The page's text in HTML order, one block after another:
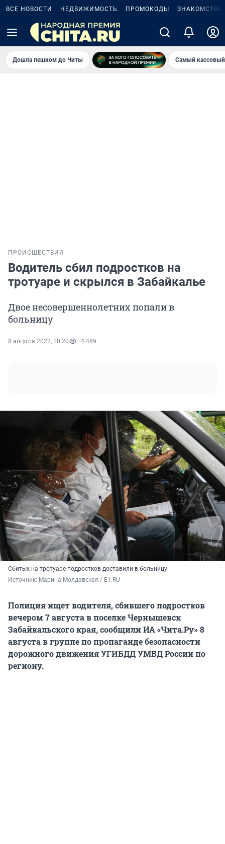
ВСЕ НОВОСТИ НЕДВИЖИМОСТЬ ПРОМОКОДЫ ЗНАКОМСТВА
Дошла пешком до Читы Самый
ПРОИСШЕСТВИЯ
Водитель сбил подростков на
тротуаре и скрылся в Забайкалье
Двое несовершеннолетних попали в
больницу
8 августа 2022, 10:20 4 489
Сбитых на тротуаре подростков доставили в больницу
Источник: Марина Молдавская / E1.RU
Полиция ищет водителя, сбившего подростков
вечером 7 августа в поселке Чернышевск
Забайкальского края, сообщили ИА «Чита.Ру» 8
августа в группе по пропаганде безопасности
дорожного движения УГИБДД УМВД России по
региону.